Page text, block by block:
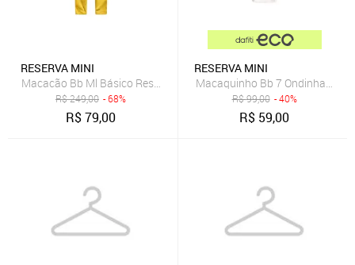
RESERVA MINI
Macacão Bb Ml Básico Reserva Mini
R$249,00 - 68%
R$79,00
RESERVA MINI
Macaquinho Bb 7 Ondinhas
R$99,00 - 40%
R$ 59,00